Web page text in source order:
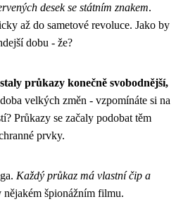
desek se státním znakem.
až do sametové revoluce. Jako by
dobu - že?
průkazy konečně svobodnější,
velkých změn - vzpomínáte si na
Průkazy se začaly podobat těm
prvky.
Každý průkaz má vlastní čip a
nějakém špionážním filmu.